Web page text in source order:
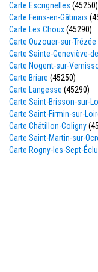
Carte Escrignelles (45250)
Carte Feins-en-Gâtinais
Carte Les Choux(45290)
Carte Ouzouer-sur-Trézée
Carte Sainte-Geneviève-
Carte Nogent-sur-
Carte Briare (45250)
Carte Langesse (45290)
Carte Saint-Brisson-sur-
Carte Saint-Firmin-sur-
Carte Châtillon-Coligny
Carte Saint-Martin-sur-
Carte Rogny-les-Sept-